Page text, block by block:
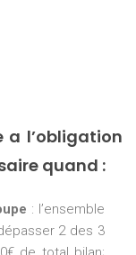
a l’obligation
quand :
: l’ensemble
2 des 3